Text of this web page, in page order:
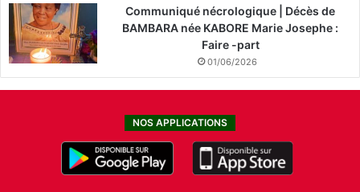
Communiqué nécrologique | Décès de
BAMBARA née KABORE Marie Josephe :
Faire -part
01/06/2026
NOS APPLICATIONS